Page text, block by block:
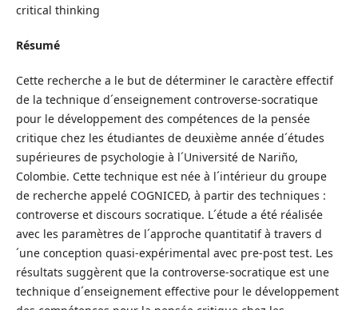
critical thinking
Résumé
Cette recherche a le but de déterminer le caractère effectif
de la technique d´enseignement controverse-socratique
pour le développement des compétences de la pensée
critique chez les étudiantes de deuxième année d´études
supérieures de psychologie à l´Université de Nariño,
Colombie. Cette technique est née à l´intérieur du groupe
de recherche appelé COGNICED, à partir des techniques :
controverse et discours socratique. L´étude a été réalisée
avec les paramètres de l´approche quantitatif à travers d
´une conception quasi-expérimental avec pre-post test. Les
résultats suggèrent que la controverse-socratique est une
technique d´enseignement effective pour le développement